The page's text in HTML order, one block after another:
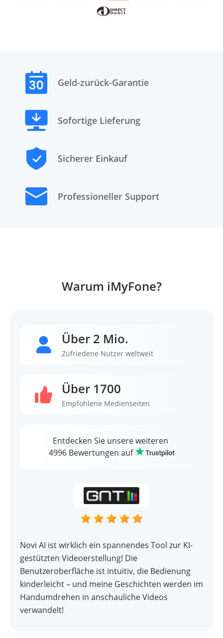
Geld-zurück-Garantie
Sofortige Lieferung
Sicherer Einkauf
Professioneller Support
Warum iMyFone?
Über 2 Mio.
Zufriedene Nutzer weltweit
Über 1700
Empfohlene Medienseiten
Entdecken Sie unsere weiteren
4996 Bewertungen auf
Novi AI ist wirklich ein spannendes Tool zur KI-
gestützten Videoerstellung! Die
Benutzeroberfläche ist intuitiv, die Bedienung
kinderleicht – und meine Geschichten werden im
Handumdrehen in anschauliche Videos
verwandelt!